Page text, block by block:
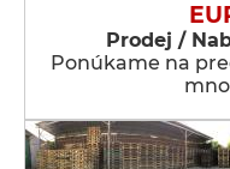
Prodej /
Ponúkame na